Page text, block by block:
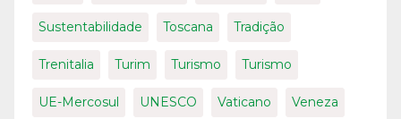
Sustentabilidade Toscana Tradição
Trenitalia Turim Turismo Turismo
UE-Mercosul UNESCO Vaticano Veneza